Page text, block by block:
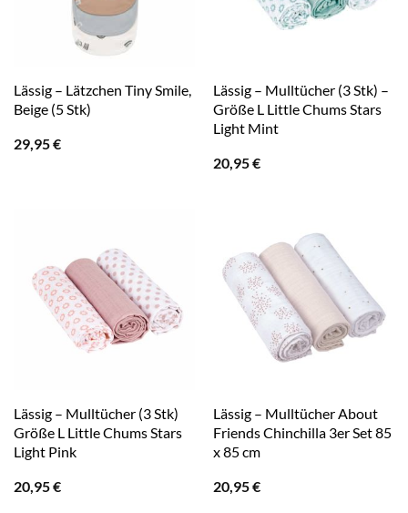
Lässig – Lätzchen Tiny Smile,
Beige (5 Stk)
29,95€
Lässig – Mulltücher (3 Stk) –
Größe L Little Chums Stars
Light Mint
20,95€
Lässig – Mulltücher (3 Stk)
Größe L Little Chums Stars
Light Pink
20,95€
Lässig – Mulltücher About
Friends Chinchilla 3er Set 85
x 85 cm
20,95€